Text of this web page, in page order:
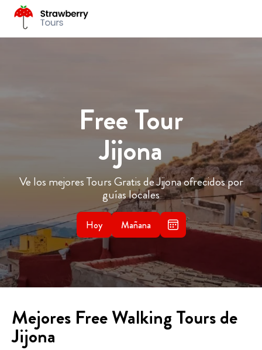
Free Tour
Jijona
Ve los mejores Tours Gratis de Jijona ofrecidos por
guías locales
Hoy Mañana
Mejores Free Walking Tours de
Jijona